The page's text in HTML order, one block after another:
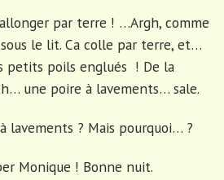
par terre ! …Argh, comme
sous le lit. Ca colle par terre, et…
petits poils englués ! De la
une poire à lavements… sale.
lavements ? Mais pourquoi… ?
Monique ! Bonne nuit.